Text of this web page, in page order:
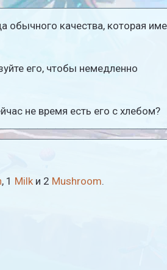
обычного качества, которая
его, чтобы немедленно
не время есть его с хлебом?
, 1 Milk и 2 Mushroom.